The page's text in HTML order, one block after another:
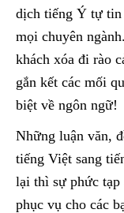
dịch tiếng Ý tự tin
mọi chuyên
khách xóa đi rào
gắn kết các mối
biệt về ngôn ngữ!
Những luận văn,
tiếng Việt sang
lại thì sự phức tạp
phục vụ cho các